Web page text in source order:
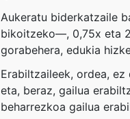
Aukeratu biderkatzaile
bikoitzeko—, 0,75x eta
gorabehera, edukia
Erabiltzaileek, ordea,
eta, beraz, gailua
beharrezkoa gailua